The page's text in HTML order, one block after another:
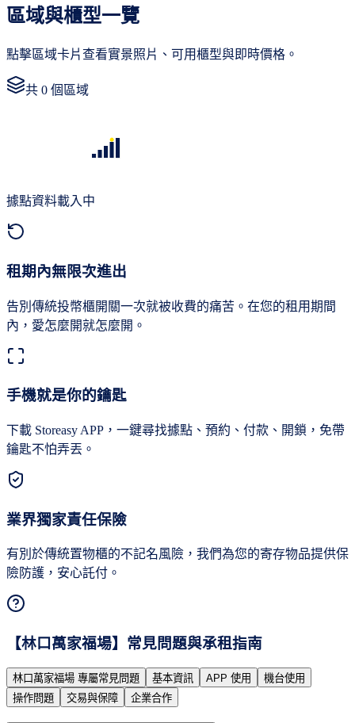
區域與櫃型一覽
點擊區域卡片查看實景照片、可用櫃型與即時價格。
共 0 個區域
據點資料載入中
租期內無限次進出
告別傳統投幣櫃開關一次就被收費的痛苦。在您的租用期間
內，愛怎麼開就怎麼開。
手機就是你的鑰匙
下載 Storeasy APP，一鍵尋找據點、預約、付款、開鎖，免帶
鑰匙不怕弄丟。
業界獨家責任保險
有別於傳統置物櫃的不記名風險，我們為您的寄存物品提供保
險防護，安心託付。
【林口萬家福場】常見問題與承租指南
林口萬家福場 專屬常見問題 基本資訊 APP 使用
機台使用
操作問題
交易與保障 企業合作